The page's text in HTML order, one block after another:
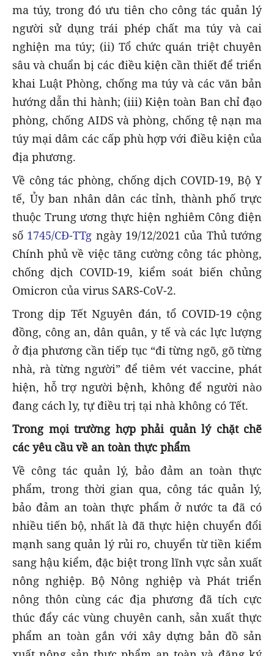
ma túy, trong đó ưu tiên cho công tác quản lý
người sử dụng trái phép chất ma túy và cai
nghiện ma túy; (ii) Tổ chức quán triệt chuyên
sâu và chuẩn bị các điều kiện cần thiết để triển
khai Luật Phòng, chống ma túy và các văn bản
hướng dẫn thi hành; (iii) Kiện toàn Ban chỉ đạo
phòng, chống AIDS và phòng, chống tệ nạn ma
túy mại dâm các cấp phù hợp với điều kiện của
địa phương.
Về công tác phòng, chống dịch COVID-19, Bộ Y
tế, Ủy ban nhân dân các tỉnh, thành phố trực
thuộc Trung ương thực hiện nghiêm Công điện
số 1745/CĐ-TTg ngày 19/12/2021 của Thủ tướng
Chính phủ về việc tăng cường công tác phòng,
chống dịch COVID-19, kiểm soát biến chủng
Omicron của virus SARS-CoV-2.
Trong dịp Tết Nguyên đán, tổ COVID-19 cộng
đồng, công an, dân quân, y tế và các lực lượng
ở địa phương cần tiếp tục “đi từng ngõ, gõ từng
nhà, rà từng người” để tiêm vét vaccine, phát
hiện, hỗ trợ người bệnh, không để người nào
đang cách ly, tự điều trị tại nhà không có Tết.
Trong mọi trường hợp phải quản lý chặt chẽ
các yêu cầu về an toàn thực phẩm
Về công tác quản lý, bảo đảm an toàn thực
phẩm, trong thời gian qua, công tác quản lý,
bảo đảm an toàn thực phẩm ở nước ta đã có
nhiều tiến bộ, nhất là đã thực hiện chuyển đổi
mạnh sang quản lý rủi ro, chuyển từ tiền kiểm
sang hậu kiểm, đặc biệt trong lĩnh vực sản xuất
nông nghiệp. Bộ Nông nghiệp và Phát triển
nông thôn cùng các địa phương đã tích cực
thúc đẩy các vùng chuyên canh, sản xuất thực
phẩm an toàn gắn với xây dựng bản đồ sản